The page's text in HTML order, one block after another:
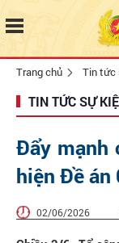
Trang chủ Tin tức
TIN TỨC SỰ
Đẩy mạnh
hiện Đề án
02/06/2026